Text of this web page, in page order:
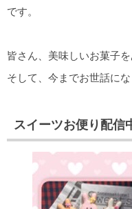
です。
皆さん、美味しいお菓子
そして、今までお世話にな
スイーツお便り配信